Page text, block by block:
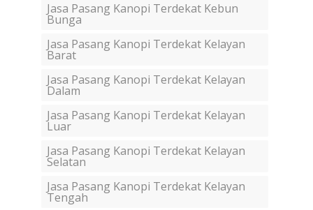
Jasa Pasang Kanopi Terdekat Kebun
Bunga
Jasa Pasang Kanopi Terdekat Kelayan
Barat
Jasa Pasang Kanopi Terdekat Kelayan
Dalam
Jasa Pasang Kanopi Terdekat Kelayan
Luar
Jasa Pasang Kanopi Terdekat Kelayan
Selatan
Jasa Pasang Kanopi Terdekat Kelayan
Tengah